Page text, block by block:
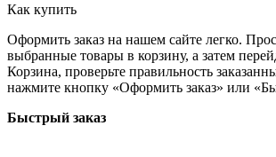
Как купить
Оформить заказ на нашем сайте легко.
выбранные товары в корзину, а затем
Корзина, проверьте правильность
нажмите кнопку «Оформить заказ» или
Быстрый заказ